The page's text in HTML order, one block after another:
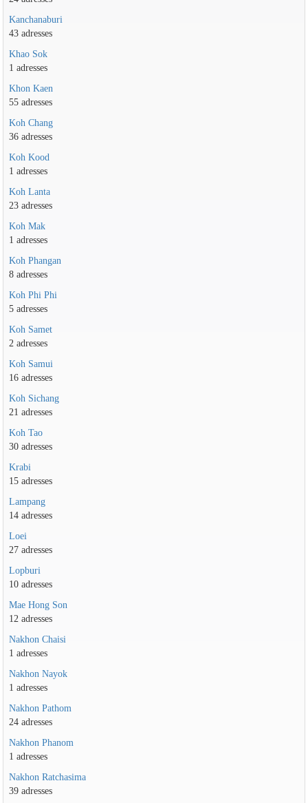
Kanchanaburi
43 adresses
Khao Sok
1 adresses
Khon Kaen
55 adresses
Koh Chang
36 adresses
Koh Kood
1 adresses
Koh Lanta
23 adresses
Koh Mak
1 adresses
Koh Phangan
8 adresses
Koh Phi Phi
5 adresses
Koh Samet
2 adresses
Koh Samui
16 adresses
Koh Sichang
21 adresses
Koh Tao
30 adresses
Krabi
15 adresses
Lampang
14 adresses
Loei
27 adresses
Lopburi
10 adresses
Mae Hong Son
12 adresses
Nakhon Chaisi
1 adresses
Nakhon Nayok
1 adresses
Nakhon Pathom
24 adresses
Nakhon Phanom
1 adresses
Nakhon Ratchasima
39 adresses